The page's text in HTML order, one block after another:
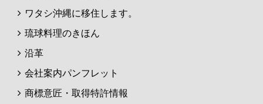
ワタシ沖縄に移住します。
琉球料理のきほん
沿革
会社案内パンフレット
商標意匠・取得特許情報